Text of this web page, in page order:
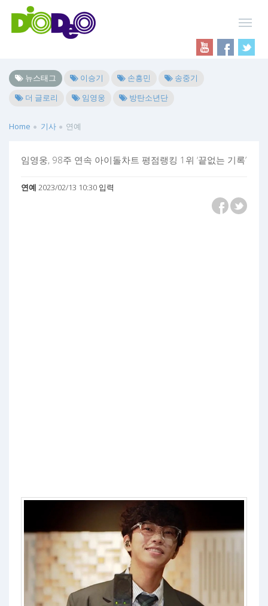
뉴스태그 이승기 손흥민
송중기
더 글로리
임영웅 방탄소년단
Home 기사 연예
임영웅, 98주 연속 아이돌차트 평점랭킹 1위 ‘끝없는 기록’
연예 2023/02/13 10:30 입력